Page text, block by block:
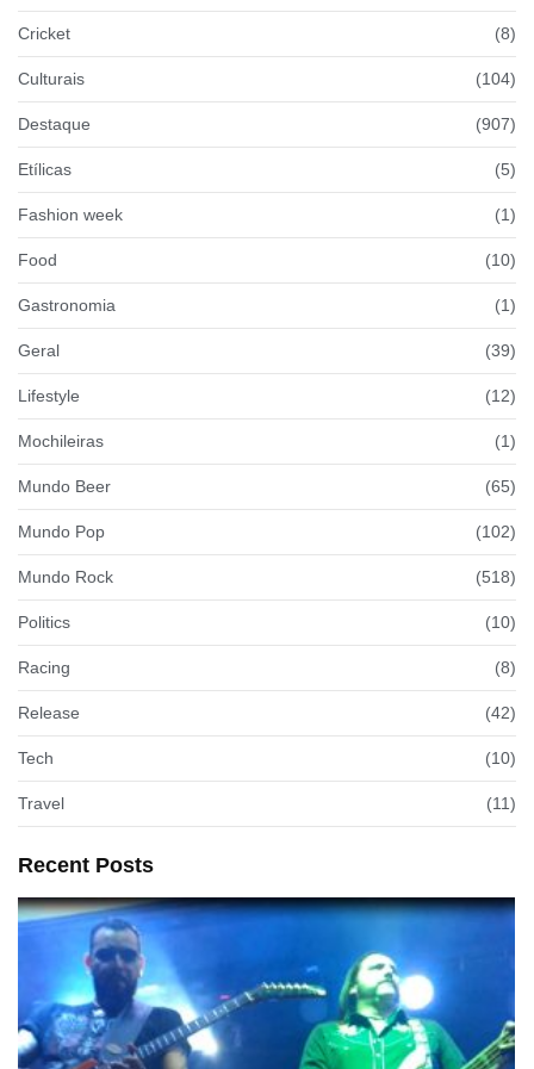
Cricket (8)
Culturais (104)
Destaque (907)
Etílicas (5)
Fashion week (1)
Food (10)
Gastronomia (1)
Geral (39)
Lifestyle (12)
Mochileiras (1)
Mundo Beer (65)
Mundo Pop (102)
Mundo Rock (518)
Politics (10)
Racing (8)
Release (42)
Tech (10)
Travel (11)
Recent Posts